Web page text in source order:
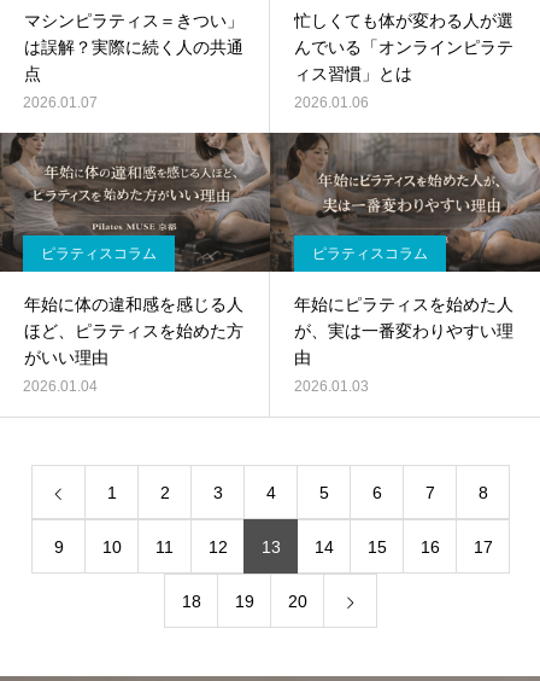
マシンピラティス＝きつい」
は誤解？実際に続く人の共通
点
2026.01.07
忙しくても体が変わる人が選
んでいる「オンラインピラテ
ィス習慣」とは
2026.01.06
ピラティスコラム
年始に体の違和感を感じる人
ほど、ピラティスを始めた方
がいい理由
2026.01.04
ピラティスコラム
年始にピラティスを始めた人
が、実は一番変わりやすい理
由
2026.01.03
1 2 3 4 5 6 7 8
9 10 11 12 13 14 15 16 17
18 19 20